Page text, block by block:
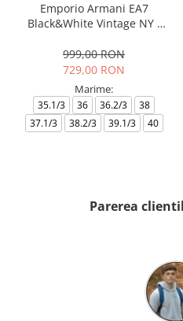
Emporio Armani EA7
Black&White Vintage NY -
999,00 RON
729,00 RON
Marime:
35.1/3 36 36.2/3
38
37.1/3
38.2/3 39.1/3 40
Parerea